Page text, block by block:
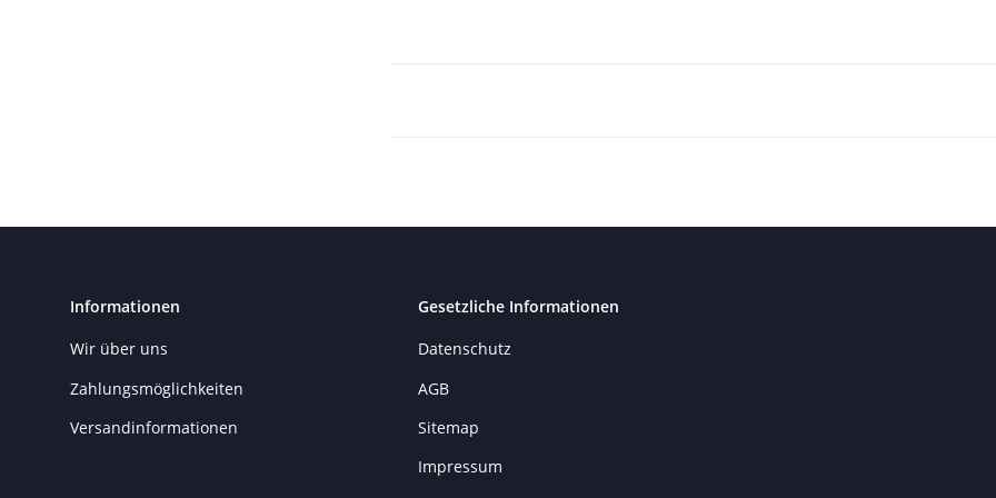
Informationen
Wir über uns
Zahlungsmöglichkeiten
Versandinformationen
Gesetzliche Informationen
Datenschutz
AGB
Sitemap
Impressum